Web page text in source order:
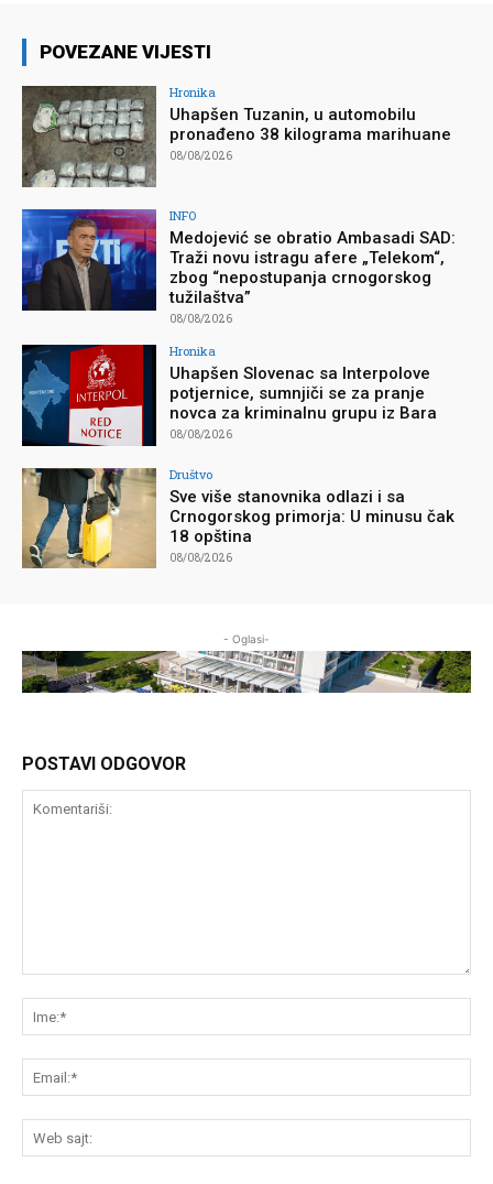
POVEZANE VIJESTI
Hronika
Uhapšen Tuzanin, u automobilu
pronađeno 38 kilograma marihuane
08/08/2026
INFO
Medojević se obratio Ambasadi SAD:
Traži novu istragu afere „Telekom“,
zbog “nepostupanja crnogorskog
tužilaštva”
08/08/2026
Hronika
Uhapšen Slovenac sa Interpolove
potjernice, sumnjiči se za pranje
novca za kriminalnu grupu iz Bara
08/08/2026
Društvo
Sve više stanovnika odlazi i sa
Crnogorskog primorja: U minusu čak
18 opština
08/08/2026
- Oglasi-
POSTAVI ODGOVOR